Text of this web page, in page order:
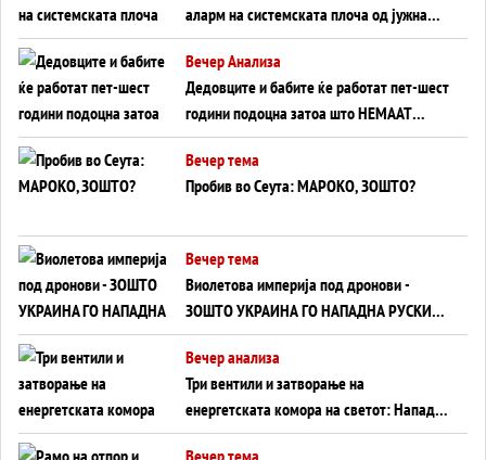
аларм на системската плоча од јужна
Германија до Црното Море...
Вечер Анализа
Дедовците и бабите ќе работат пет-шест
години подоцна затоа што НЕМААТ
ВНУЦИ ДА ГИ ЗАМЕНАТ
Вечер тема
Пробив во Сеута: МАРОКО, ЗОШТО?
Вечер тема
Виолетова империја под дронови -
ЗОШТО УКРАИНА ГО НАПАДНА РУСКИОТ
WILDBERRIES
Вечер анализа
Три вентили и затворање на
енергетската комора на светот: Нападот
во Суец најавува глобален енергетски
Вечер тема